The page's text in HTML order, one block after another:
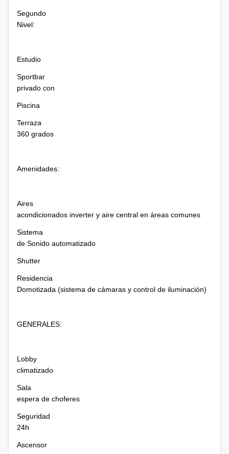
Segundo
Nivel:
Estudio
Sportbar
privado con
Piscina
Terraza
360 grados
Amenidades:
Aires
acondicionados inverter y aire central en áreas comunes
Sistema
de Sonido automatizado
Shutter
Residencia
Domotizada (sistema de cámaras y control de iluminación)
GENERALES:
Lobby
climatizado
Sala
espera de choferes
Seguridad
24h
Ascensor